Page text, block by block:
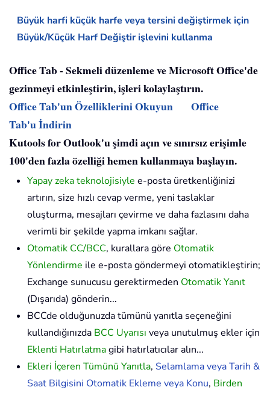
Büyük harfi küçük harfe veya tersini değiştirmek için
Büyük/Küçük Harf Değiştir işlevini kullanma
Office Tab - Sekmeli düzenleme ve Microsoft Office'de
gezinmeyi etkinleştirin, işleri kolaylaştırın.
Office Tab'un Özelliklerini Okuyun
Office
Tab'u İndirin
Kutools for Outlook'u şimdi açın ve sınırsız erişimle
100'den fazla özelliği hemen kullanmaya başlayın.
Yapay zeka teknolojisiyle e-posta üretkenliğinizi
artırın, size hızlı cevap verme, yeni taslaklar
oluşturma, mesajları çevirme ve daha fazlasını daha
verimli bir şekilde yapma imkanı sağlar.
Otomatik CC/BCC, kurallara göre Otomatik
Yönlendirme ile e-posta göndermeyi otomatikleştirin;
Exchange sunucusu gerektirmeden Otomatik Yanıt
(Dışarıda) gönderin...
BCCde olduğunuzda tümünü yanıtla seçeneğini
kullandığınızda BCC Uyarısı veya unutulmuş ekler için
Eklenti Hatırlatmagibi hatırlatıcılar alın...
Ekleri İçeren Tümünü Yanıtla, Selamlama veya Tarih &
Saat Bilgisini Otomatik Ekleme veya Konu, Birden